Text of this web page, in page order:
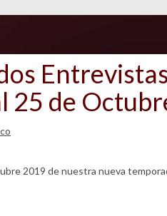
25 de
2019 de nuestra nueva